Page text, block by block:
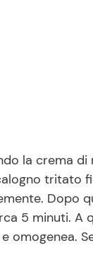
la crema di
tritato
Dopo
5 minuti.
omogenea.